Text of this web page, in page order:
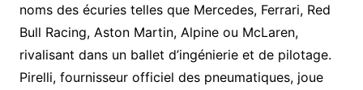
noms des écuries telles que Mercedes, Ferrari, Red
Bull Racing, Aston Martin, Alpine ou McLaren,
rivalisant dans un ballet d’ingénierie et de pilotage.
Pirelli, fournisseur officiel des pneumatiques, joue